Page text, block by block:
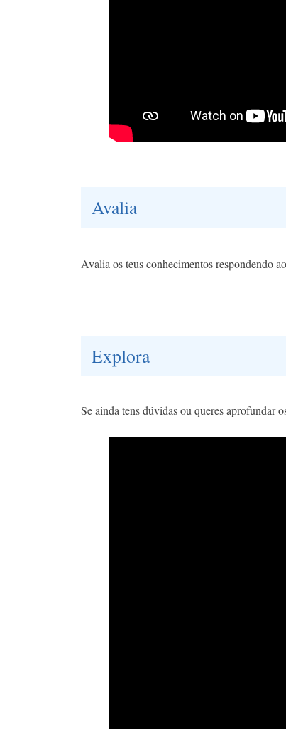
Avalia
Avalia os teus conhecimentos respondendo
Explora
Se ainda tens dúvidas ou queres aprofundar